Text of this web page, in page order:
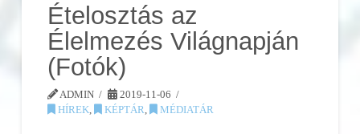
Ételosztás az
Élelmezés Világnapján
(Fotók)
ADMIN
2019-11-06
HÍREK
KÉPTÁR MÉDIATÁR